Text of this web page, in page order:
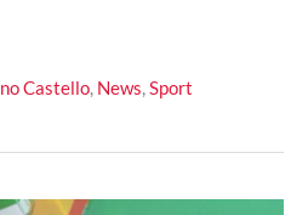
Castello News Sport